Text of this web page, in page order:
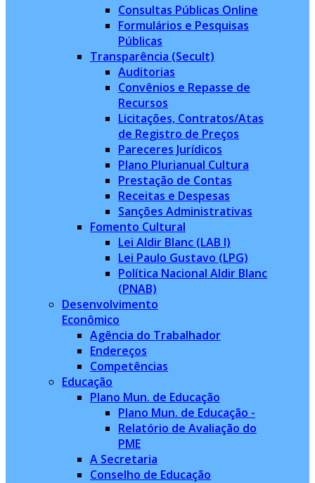
Consultas Públicas Online
Formulários e Pesquisas
Públicas
Transparência (Secult)
Auditorias
Convênios e Repasse de
Recursos
Licitações, Contratos/Atas
de Registro de Preços
Pareceres Jurídicos
Plano Plurianual Cultura
Prestação de Contas
Receitas e Despesas
Sanções Administrativas
Fomento Cultural
Lei Aldir Blanc (LAB I)
Lei Paulo Gustavo (LPG)
Política Nacional Aldir Blanc
(PNAB)
Desenvolvimento
Econômico
Agência do Trabalhador
Endereços
Competências
Educação
Plano Mun. de Educação
Plano Mun. de Educação -
Relatório de Avaliação do
PME
A Secretaria
Conselho de Educação